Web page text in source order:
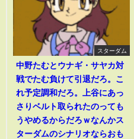
スターダム
中野たむとウナギ・サヤカ対
戦でたむ負けて引退だろ。こ
れ予定調和だろ。上谷にあっ
さりベルト取られたのっても
うやめるからだろｗなんかス
ターダムのシナリオならおも